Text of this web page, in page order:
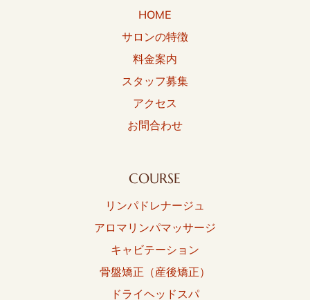
HOME
サロンの特徴
料金案内
スタッフ募集
アクセス
お問合わせ
COURSE
リンパドレナージュ
アロマリンパマッサージ
キャビテーション
骨盤矯正（産後矯正）
ドライヘッドスパ